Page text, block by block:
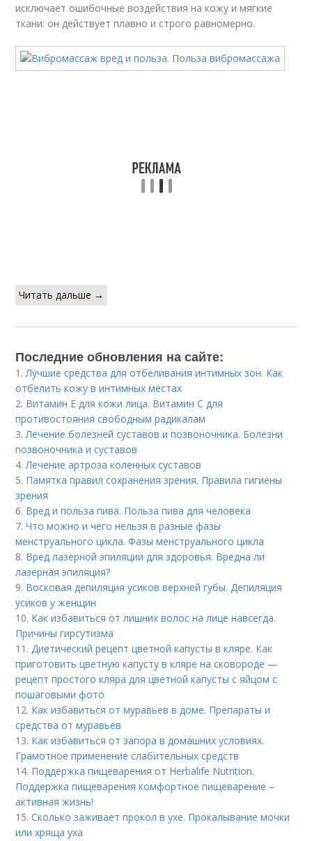
исключает ошибочные воздействия на кожу и мягкие
ткани: он действует плавно и строго равномерно.
Читать дальше →
Последние обновления на сайте:
1.Лучшие средства для отбеливания интимных зон. Как
отбелить кожу в интимных местах
2. Витамин Е для кожи лица. Витамин С для
противостояния свободным радикалам
3.Лечение болезней суставов и позвоночника. Болезни
позвоночника и суставов
4.Лечение артроза коленных суставов
5. Памятка правил сохранения зрения. Правила гигиены
зрения
6. Вред и польза пива. Польза пива для человека
7.Что можно и чего нельзя в разные фазы
менструального цикла. Фазы менструального цикла
8. Вред лазерной эпиляции для здоровья. Вредна ли
лазерная эпиляция?
9. Восковая депиляция усиков верхней губы. Депиляция
усиков у женщин
10. Как избавиться от лишних волос на лице навсегда.
Причины гирсутизма
11.Диетический рецепт цветной капусты в кляре. Как
приготовить цветную капусту в кляре на сковороде —
рецепт простого кляра для цветной капусты с яйцом с
пошаговыми фото
12. Как избавиться от муравьев в доме. Препараты и
средства от муравьев
13. Как избавиться от запора в домашних условиях.
Грамотное применение слабительных средств
14. Поддержка пищеварения от Herbalife Nutrition.
Поддержка пищеварения комфортное пищеварение –
активная жизнь!
15.Сколько заживает прокол в ухе. Прокалывание мочки
или хряща уха